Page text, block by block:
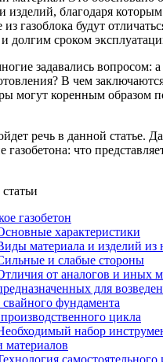
изделий, благодаря
газоблока будут
долгим сроком
задавались вопросом:
В чем
могут коренным образом
речь в данной статье.
газобетона: что
газобетон
характеристики
материала и изделий из
и слабые стороны
от аналогов и иных
для
свайного фундамента
цикла
набор
материалов
самостоятельного